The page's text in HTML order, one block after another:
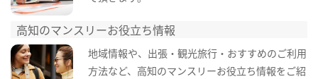
高知のマンスリーお役立ち情報
地域情報や、出張・観光旅行・おすすめのご利用
方法など、高知のマンスリーお役立ち情報をご紹